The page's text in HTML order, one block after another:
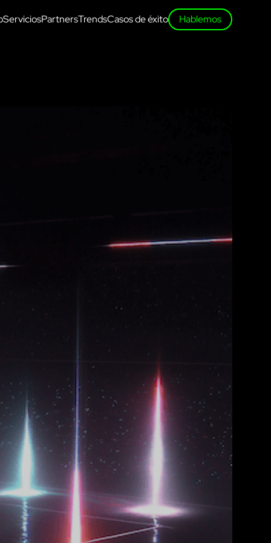
ServiciosPartnersTrendsCasos de éxito Hablemos